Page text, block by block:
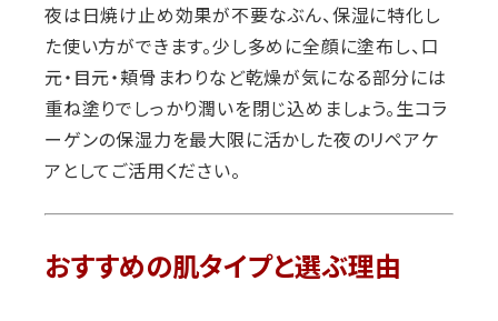
夜は日焼け止め効果が不要なぶん、保湿に特化し
た使い方ができます。少し多めに全顔に塗布し、口
元・目元・頬骨まわりなど乾燥が気になる部分には
重ね塗りでしっかり潤いを閉じ込めましょう。生コラ
ーゲンの保湿力を最大限に活かした夜のリペアケ
アとしてご活用ください。
おすすめの肌タイプと選ぶ理由